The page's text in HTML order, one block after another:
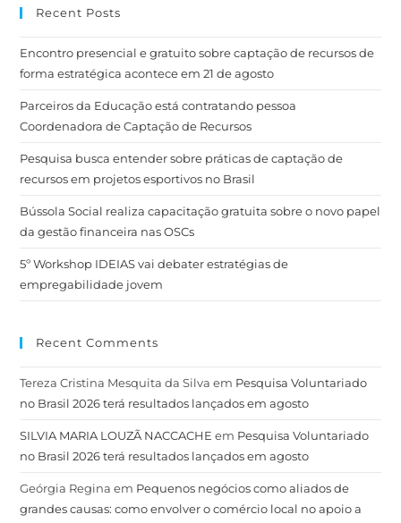
Recent Posts
Encontro presencial e gratuito sobre captação de recursos de
forma estratégica acontece em 21 de agosto
Parceiros da Educação está contratando pessoa
Coordenadora de Captação de Recursos
Pesquisa busca entender sobre práticas de captação de
recursos em projetos esportivos no Brasil
Bússola Social realiza capacitação gratuita sobre o novo papel
da gestão financeira nas OSCs
5º Workshop IDEIAS vai debater estratégias de
empregabilidade jovem
Recent Comments
Tereza Cristina Mesquita da Silva em Pesquisa Voluntariado
no Brasil 2026 terá resultados lançados em agosto
SILVIA MARIA LOUZÃ NACCACHE em Pesquisa Voluntariado
no Brasil 2026 terá resultados lançados em agosto
Geórgia Regina em Pequenos negócios como aliados de
grandes causas: como envolver o comércio local no apoio a